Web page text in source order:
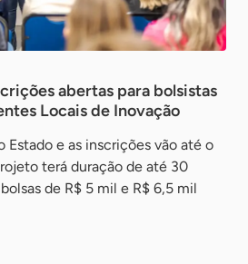
abertas para bolsistas
Locais de Inovação
Estado e as inscrições vão até o
terá duração de até 30
de R$ 5 mil e R$ 6,5 mil